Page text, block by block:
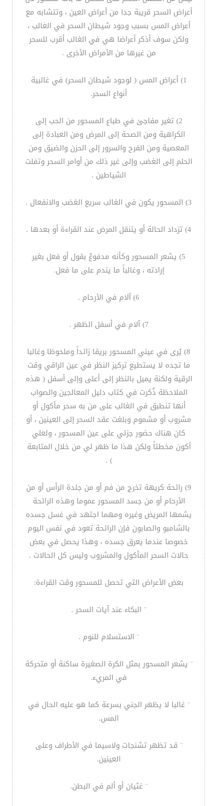
أعراض السحر قريبة جدا من أعراض العين ، وتتشابه مع
أعراض المس بسبب وجود شيطان السحر في الغالب ،
ولكن سوف أذكر أعراضا هي في الغالب أقرب للسحر
من غيرها من الأمراض الأخرى .
1) أعراض المس ( لوجود شيطان السحر) في غالبية
أنواع السحر.
2) تغير مفاجئ في طباع المسحور من الحب إلى
الكراهية ومن الصحة إلى المرض ومن العبادة إلى
المعصية ومن الفرح والسرور إلى الحزن والضيق ومن
الحلم إلى الغضب وإلى غير ذلك من أوامر السحر وتفلت
الشياطين .
3) المسحور يكون في الغالب سريع الغضب والانفعال .
4) تزداد الحالة أو يتنقل المرض عند القراءة أو بعدها .
5) يشعر المسحور وكأنه مدفوعٌ بقول أو فعل بغير
إرادته ، وغالباً ما يندم على ما فعل.
6) آلام في الأرحام .
7) آلام في أسفل الظهر .
8) يُرى في عيني المسحور بريقا زائداً وملحوظا وغالبا
ما تجده لا يستطيع تركيز النظر في عين الراقي وقت
الرقية ولكنة يميل بالنظر إلى أعلى وإلى أسفل ( هذه
الملاحظة ذُكرت في كتاب دليل المعالجين والصواب
أنها تنطبق في الغالب على من به سحر مأكول أو
مشروب أو مشموم وبلغت عقد السحر إلى العينين ، أو
كان هناك حضور جزئي على عين المسحور ، ولعلي
أكون مخطئاً ولكن هذا ما ظهر لي من خلال المتابعة
) .
9) رائحة كريهة تخرج من فم أو من جلدة الرأس أو من
الأرحام أو من جسد المسحور عموما وهذه الرائحة
يشمها المريض وغيره ومهما اجتهد في غسل جسده
بالشامبو والصابون فإن الرائحة تعود في نفس اليوم
خصوصا عندما يعرق جسده ، وهذا يحصل في بعض
حالات السحر المأكول والمشروب وليس كل الحالات .
بعض الأعراض التي تحصل للمسحور وقت القراءة:
¨ البكاء عند آيات السحر .
¨ الاستسلام للنوم .
¨ يشعر المسحور بمثل الكرة الصغيرة ساكنة أو متحركة
في المريء.
¨ غالبا لا يظهر الجني بسرعة كما هو عليه الحال في
المس.
¨ قد تظهر تشنجات ولاسيما في الأطراف وعلى
العينين.
¨ غثيان أو ألم في البطن.